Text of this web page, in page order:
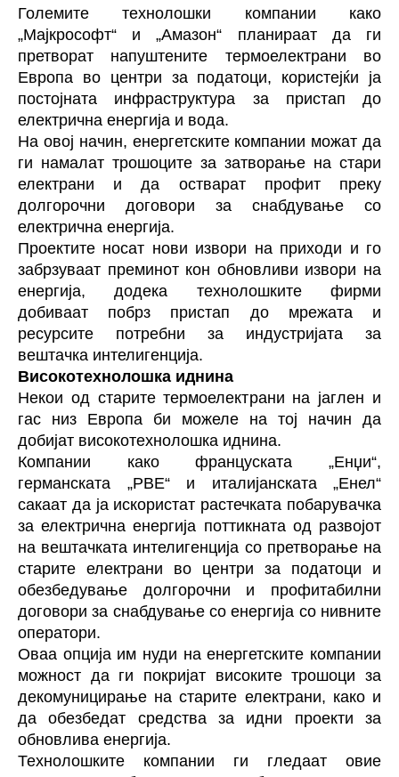
Големите технолошки компании како
„Мајкрософт“ и „Амазон“ планираат да ги
претворат напуштените термоелектрани во
Европа во центри за податоци, користејќи ја
постојната инфраструктура за пристап до
електрична енергија и вода.
На овој начин, енергетските компании можат да
ги намалат трошоците за затворање на стари
електрани и да остварат профит преку
долгорочни договори за снабдување со
електрична енергија.
Проектите носат нови извори на приходи и го
забрзуваат преминот кон обновливи извори на
енергија, додека технолошките фирми
добиваат побрз пристап до мрежата и
ресурсите потребни за индустријата за
вештачка интелигенција.
Високотехнолошка иднина
Некои од старите термоелектрани на јаглен и
гас низ Европа би можеле на тој начин да
добијат високотехнолошка иднина.
Компании како француската „Енџи“,
германската „РВЕ“ и италијанската „Енел“
сакаат да ја искористат растечката побарувачка
за електрична енергија поттикната од развојот
на вештачката интелигенција со претворање на
старите електрани во центри за податоци и
обезбедување долгорочни и профитабилни
договори за снабдување со енергија со нивните
оператори.
Оваа опција им нуди на енергетските компании
можност да ги покријат високите трошоци за
декомуницирање на старите електрани, како и
да обезбедат средства за идни проекти за
обновлива енергија.
Технолошките компании ги гледаат овие